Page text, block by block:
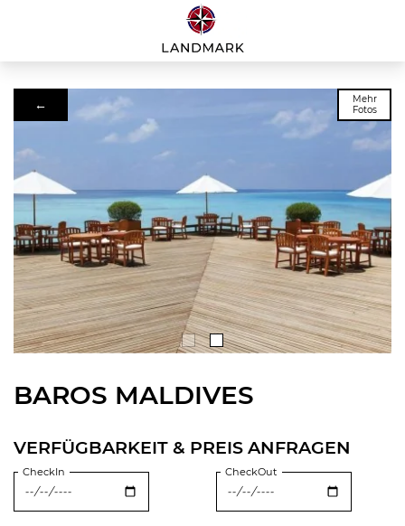
←
Mehr
Fotos
BAROS MALDIVES
VERFÜGBARKEIT & PREIS ANFRAGEN
CheckIn CheckOut